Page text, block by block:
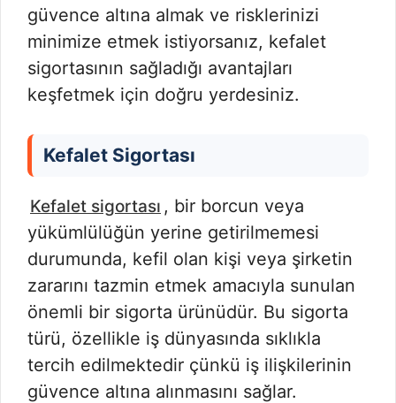
güvence altına almak ve risklerinizi
minimize etmek istiyorsanız, kefalet
sigortasının sağladığı avantajları
keşfetmek için doğru yerdesiniz.
Kefalet Sigortası
Kefalet sigortası , bir borcun veya
yükümlülüğün yerine getirilmemesi
durumunda, kefil olan kişi veya şirketin
zararını tazmin etmek amacıyla sunulan
önemli bir sigorta ürünüdür. Bu sigorta
türü, özellikle iş dünyasında sıklıkla
tercih edilmektedir çünkü iş ilişkilerinin
güvence altına alınmasını sağlar.